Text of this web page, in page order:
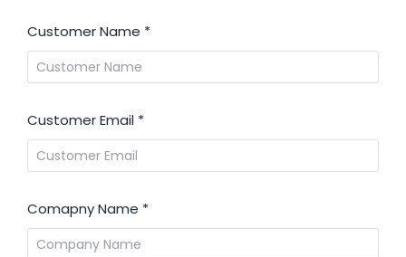
Customer Name *
Customer Email *
Comapny Name *